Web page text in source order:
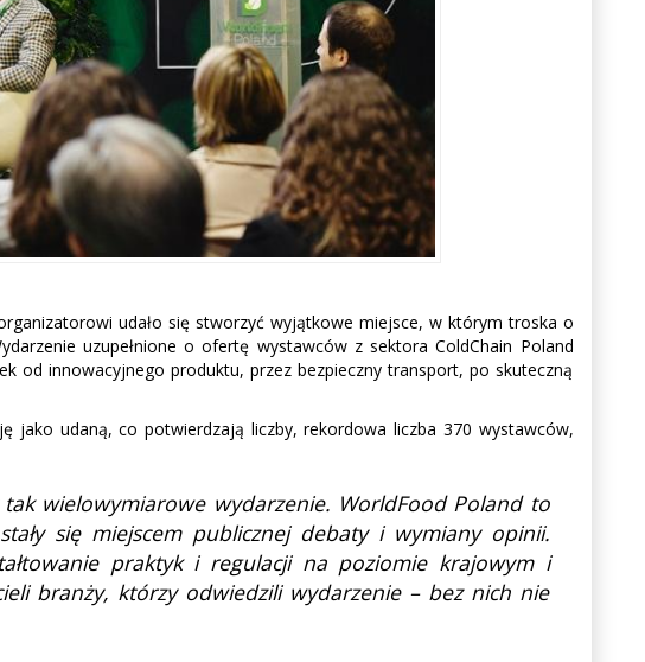
udało się stworzyć wyjątkowe miejsce, w którym troska o
uzupełnione o ofertę wystawców z sektora ColdChain Poland
od innowacyjnego produktu, przez bezpieczny transport, po skuteczną
jako udaną, co potwierdzają liczby, rekordowa liczba 370 wystawców,
wielowymiarowe wydarzenie. WorldFood Poland to
się miejscem publicznej debaty i wymiany opinii.
praktyk i regulacji na poziomie krajowym i
branży, którzy odwiedzili wydarzenie – bez nich nie